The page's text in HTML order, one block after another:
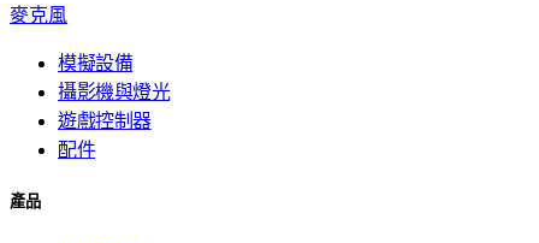
麥克風
模擬設備
攝影機與燈光
遊戲控制器
配件
產品